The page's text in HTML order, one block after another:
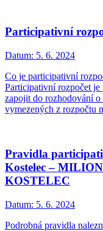
Participativní
Datum: 5. 6. 2024
Co je participativní
Participativní rozpočet je
zapojit do rozhodování
vymezených z rozpočtu
Pravidla
Kostelec –
KOSTELEC
Datum: 5. 6. 2024
Podrobná pravidla